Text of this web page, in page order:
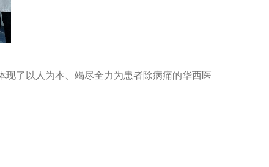
了以人为本、竭尽全力为患者除病痛的华西医